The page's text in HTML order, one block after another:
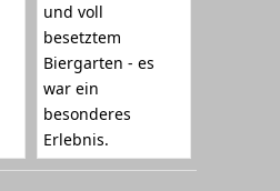
und voll
besetztem
Biergarten - es
war ein
besonderes
Erlebnis.